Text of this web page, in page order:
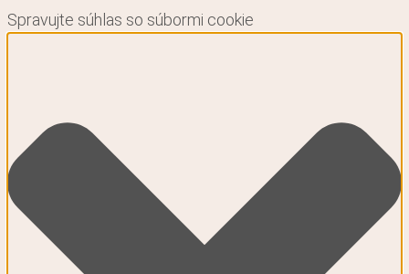
Spravujte súhlas so súbormi cookie